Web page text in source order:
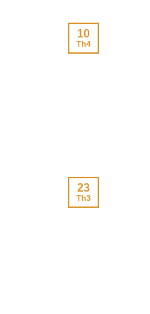
10
Th4
23
Th3